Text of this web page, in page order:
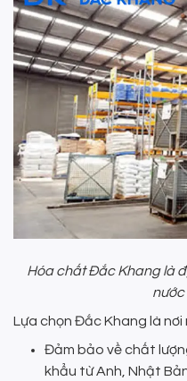
Hóa chất Đắc Khang là
nước
Lựa chọn Đắc Khang là
Đảm bảo về chất
khẩu từ Anh, Nhật